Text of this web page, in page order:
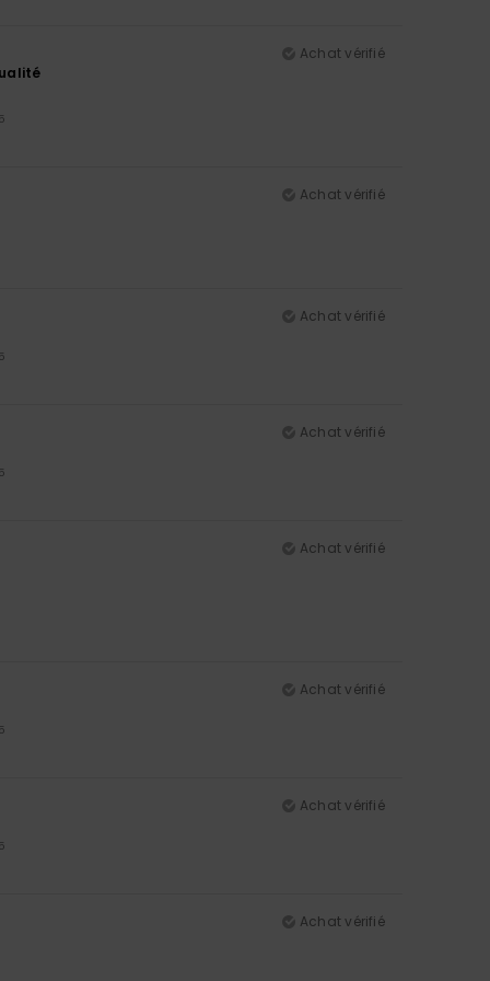
Achat vérifié
Achat vérifié
Achat vérifié
Achat vérifié
Achat vérifié
Achat vérifié
Achat vérifié
Achat vérifié